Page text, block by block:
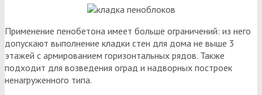
Применение пенобетона имеет больше ограничений: из него
допускают выполнение кладки стен для дома не выше 3
этажей с армированием горизонтальных рядов. Также
подходит для возведения оград и надворных построек
ненагруженного типа.